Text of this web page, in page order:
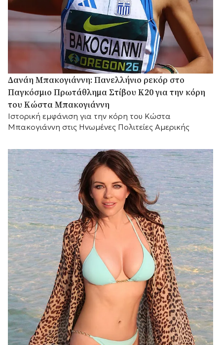
Δανάη Μπακογιάννη: Πανελλήνιο ρεκόρ στο
Παγκόσμιο Πρωτάθλημα Στίβου Κ20 για την κόρη
του Κώστα Μπακογιάννη
Ιστορική εμφάνιση για την κόρη του Κώστα
Μπακογιάννη στις Ηνωμένες Πολιτείες Αμερικής